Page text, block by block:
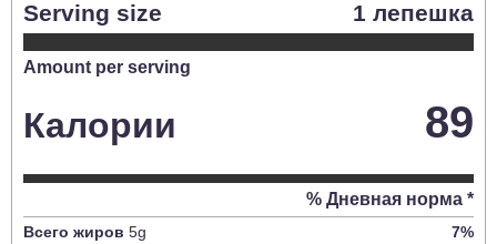
Serving size 1 лепешка
Amount per serving
Калории 89
% Дневная норма *
Всего жиров 5g 7%